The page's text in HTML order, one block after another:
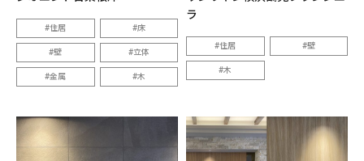
住居 床
壁 立体
金属 木
ラ
住居 壁
木